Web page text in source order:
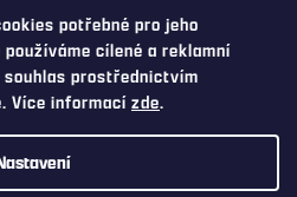
potřebné pro jeho
cílené a reklamní
prostřednictvím
Více informacízde.